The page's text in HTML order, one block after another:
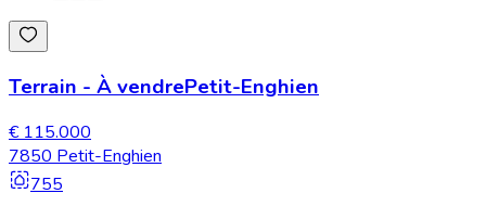
Terrain - À vendrePetit-Enghien
€ 115.000
7850 Petit-Enghien
755